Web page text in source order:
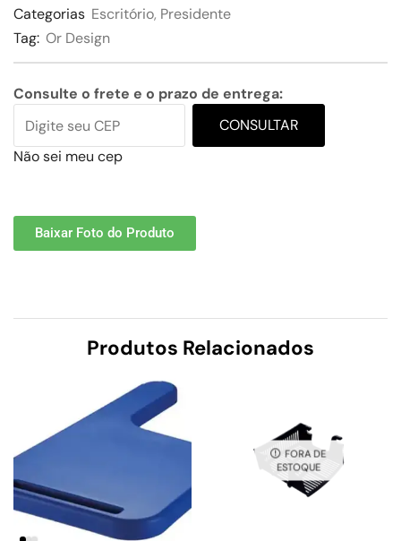
Categorias Escritório, Presidente
Tag: Or Design
Consulte o frete e o prazo de entrega:
CONSULTAR
Não sei meu cep
Baixar Foto do Produto
Produtos Relacionados
FORA DE
ESTOQUE